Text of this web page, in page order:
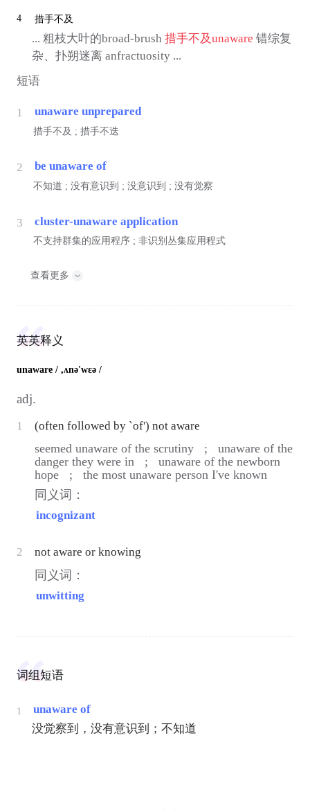
4 措手不及
... 粗枝大叶的broad-brush 措手不及unaware 错综复
杂、扑朔迷离 anfractuosity ...
短语
1 unaware unprepared
措手不及 ; 措手不迭
2 be unaware of
不知道 ; 没有意识到 ; 没意识到 ; 没有觉察
3 cluster-unaware application
不支持群集的应用程序 ; 非识别丛集应用程式
查看更多
英英释义
unaware / ,ʌnə'wεə /
adj.
1 (often followed by `of') not aware
seemed unaware of the scrutiny ;
unaware of the
danger they were in ;
unaware of the newborn
hope ;
the most unaware person I've known
同义词：
incognizant
2 not aware or knowing
同义词：
unwitting
词组短语
1
unaware of
没觉察到，没有意识到；不知道